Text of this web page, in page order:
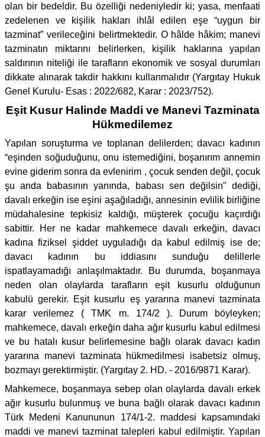
olan bir bedeldir. Bu özelliği nedeniyledir ki; yasa, menfaati
zedelenen ve kişilik hakları ihlâl edilen eşe “uygun bir
tazminat” verileceğini belirtmektedir. O hâlde hâkim; manevi
tazminatın miktarını belirlerken, kişilik haklarına yapılan
saldırının niteliği ile tarafların ekonomik ve sosyal durumları
dikkate alınarak takdir hakkını kullanmalıdır (Yargıtay Hukuk
Genel Kurulu- Esas : 2022/682, Karar : 2023/752).
Eşit Kusur Halinde Maddi ve Manevi Tazminata
Hükmedilemez
Yapılan soruşturma ve toplanan delilerden; davacı kadının
“eşinden soğuduğunu, onu istemediğini, boşanırım annemin
evine giderim sonra da evlenirim , çocuk senden değil, çocuk
şu anda babasının yanında, babası sen değilsin" dediği,
davalı erkeğin ise eşini aşağıladığı, annesinin evlilik birliğine
müdahalesine tepkisiz kaldığı, müşterek çocuğu kaçırdığı
sabittir. Her ne kadar mahkemece davalı erkeğin, davacı
kadına fiziksel şiddet uyguladığı da kabul edilmiş ise de;
davacı kadının bu iddiasını sunduğu delillerle
ispatlayamadığı anlaşılmaktadır. Bu durumda, boşanmaya
neden olan olaylarda tarafların eşit kusurlu olduğunun
kabulü gerekir. Eşit kusurlu eş yararına manevi tazminata
karar verilemez ( TMK m. 174/2 ). Durum böyleyken;
mahkemece, davalı erkeğin daha ağır kusurlu kabul edilmesi
ve bu hatalı kusur belirlemesine bağlı olarak davacı kadın
yararına manevi tazminata hükmedilmesi isabetsiz olmuş,
bozmayı gerektirmiştir. (Yargıtay 2. HD. - 2016/9871 Karar).
Mahkemece, boşanmaya sebep olan olaylarda davalı erkek
ağır kusurlu bulunmuş ve buna bağlı olarak davacı kadının
Türk Medeni Kanununun 174/1-2. maddesi kapsamındaki
maddi ve manevi tazminat talepleri kabul edilmiştir. Yapılan